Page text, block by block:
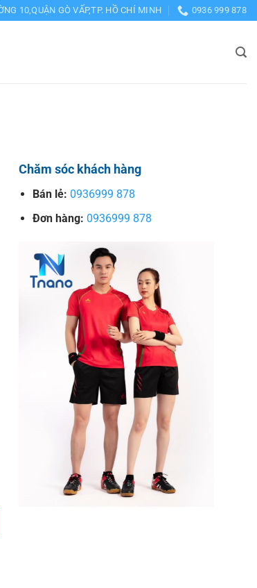
10,QUẬN GÒ VẤP,TP. HỒ CHÍ MINH 0936 999 878
Chăm sóc khách hàng
Bán lẻ: 0936999 878
Đơn hàng: 0936999 878